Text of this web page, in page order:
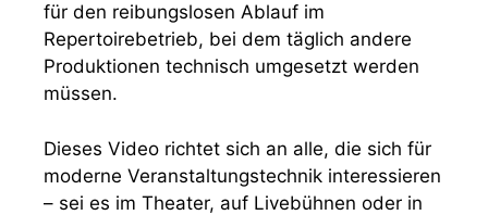
für den reibungslosen Ablauf im
Repertoirebetrieb, bei dem täglich andere
Produktionen technisch umgesetzt werden
müssen.
Dieses Video richtet sich an alle, die sich für
moderne Veranstaltungstechnik interessieren
– sei es im Theater, auf Livebühnen oder in